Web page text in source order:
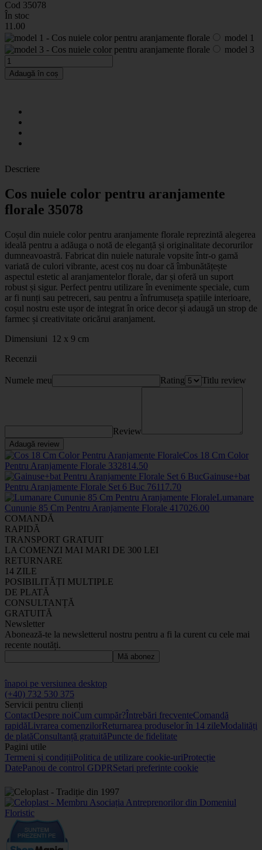
Cod 35078
În stoc
11 .00
model 1
model 3
Adaugă în coș
Descriere
Cos nuiele color pentru aranjamente
florale 35078
Coșul din nuiele color pentru aranjamente florale reprezintă alegerea
ideală pentru a adăuga o notă de eleganță și originalitate decorurilor
dumneavoastră. Fabricat din nuiele naturale vopsite într-o gamă
variată de culori vibrante, acest coș nu doar că îmbunătățește
aspectul estetic al aranjamentelor florale, dar și oferă un suport
robust și sigur. Perfect pentru utilizare în evenimente speciale, cum
ar fi nunți sau petreceri, sau pentru a înfrumuseța spațiile interioare,
coșul nostru este ușor de integrat în orice decor și adaugă un strop de
farmec și creativitate oricărui aranjament.
Dimensiuni 12 x 9 cm
Recenzii
Numele meu Rating Titlu review
Review
Adaugă review
Cos 18 Cm Color
Pentru Aranjamente Florale 332814.50
Gainuse+bat
Pentru Aranjamente Florale Set 6 Buc 7611 7.70
Lumanare
Cununie 85 Cm Pentru Aranjamente Florale 417026.00
COMANDĂ
RAPIDĂ
TRANSPORT GRATUIT
LA COMENZI MAI MARI DE 300 LEI
RETURNARE
14 ZILE
POSIBILITĂȚI MULTIPLE
DE PLATĂ
CONSULTANȚĂ
GRATUITĂ
Newsletter
Abonează-te la newsletterul nostru pentru a fi la curent cu cele mai
recente noutăți.
Mă abonez
înapoi pe versiunea desktop
(+40) 732 530 375
Servicii pentru clienți
ContactDespre noiCum cumpăr?Întrebări frecventeComandă
rapidăLivrarea comenzilorReturnarea produselor în 14 zileModalități
de platăConsultanță gratuităPuncte de fidelitate
Pagini utile
Termeni și condițiiPolitica de utilizare cookie-uriProtecție
DatePanou de control GDPRSetari preferinte cookie